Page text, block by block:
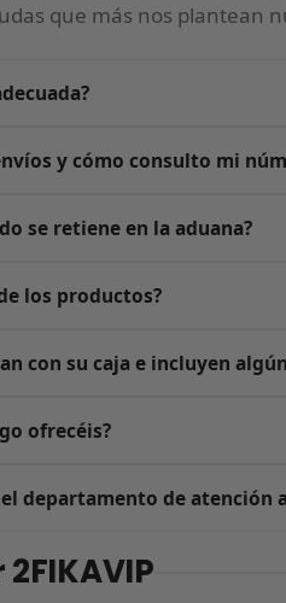
que más nos plantean
elegir la talla que usas
y cómo consulto mi
el seguimiento no se
se retiene en la aduana?
tú.los productos?
sus pedidos. Además,
con su caja e incluyen
especial para que llegue
ofrecéis?
Amazon Pay y más. Al
departamento de atención
de lo habitual, tranquilo: